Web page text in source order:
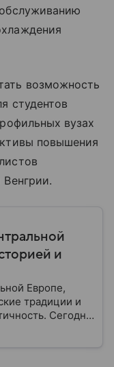
возможность
студентов
вузах
повышения
Венгрии.
и
Европе,
традиции и
Сегодня
ЕС, а ее